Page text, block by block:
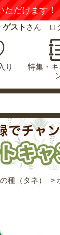
ただけます！
ゲスト さん ロ
り
特集・
種（タネ） >